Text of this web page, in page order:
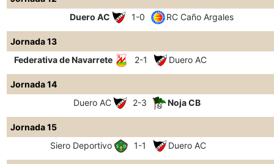
Duero AC
1-0 RC Caño Argales
Jornada 13
Federativa de Navarrete
2-1 Duero AC
Jornada 14
Duero AC
2-3 Noja CB
Jornada 15
Siero Deportivo
1-1 Duero AC